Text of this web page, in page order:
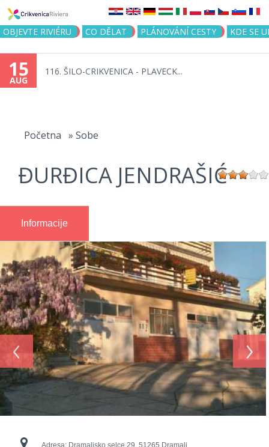
Jump to navigation
OBJEVTE RIVIÉRU CO DĚLAT PLÁNOVÁNÍ CESTY KDE SE
15
AUG
116. ŠILO-CRIKVENICA - PLAVECK...
Početna » Sobe
ĐURĐICA JENDRAŠIĆ
Informacije
‹ ›
Adresa: